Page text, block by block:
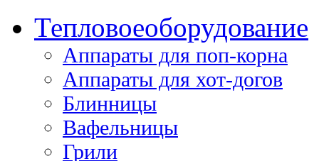
Тепловоеоборудование
Аппараты для поп-корна
Аппараты для хот-догов
Блинницы
Вафельницы
Грили